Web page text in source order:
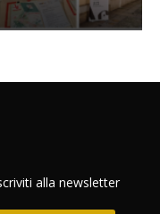
alla newsletter